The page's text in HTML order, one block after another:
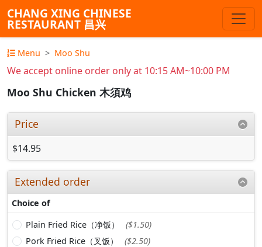
CHANG XING CHINESE
RESTAURANT 昌兴
Menu Moo Shu
We accept online order only at 10:15 AM~10:00 PM
Moo Shu Chicken 木須鸡
Price
$14.95
Extended order
Choice of
Plain Fried Rice（净饭）
($1.50)
Pork Fried Rice（叉饭）
($2.50)